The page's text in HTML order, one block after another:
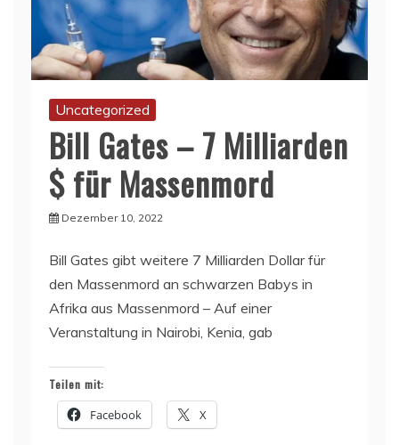
Uncategorized
Bill Gates – 7 Milliarden
$ für Massenmord
Dezember 10, 2022
Bill Gates gibt weitere 7 Milliarden Dollar für
den Massenmord an schwarzen Babys in
Afrika aus Massenmord – Auf einer
Veranstaltung in Nairobi, Kenia, gab
Teilen mit:
Facebook X